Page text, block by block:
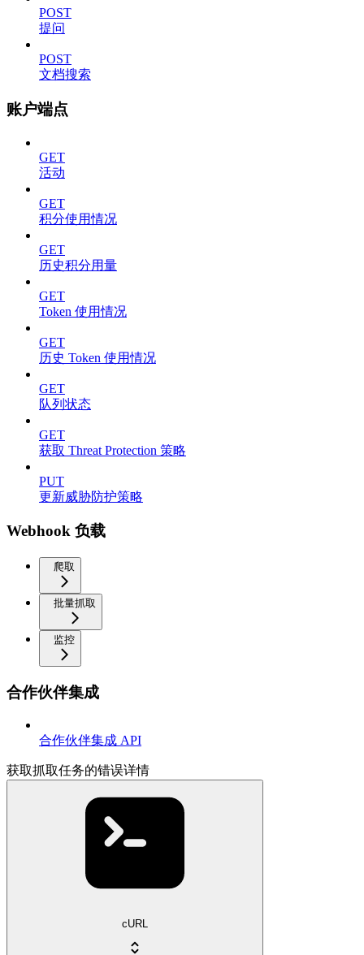
POST
提问
POST
文档搜索
账户端点
GET
活动
GET
积分使用情况
GET
历史积分用量
GET
Token 使用情况
GET
历史 Token 使用情况
GET
队列状态
GET
获取 Threat Protection 策略
PUT
更新威胁防护策略
Webhook 负载
爬取
批量抓取
监控
合作伙伴集成
合作伙伴集成 API
获取抓取任务的错误详情
cURL